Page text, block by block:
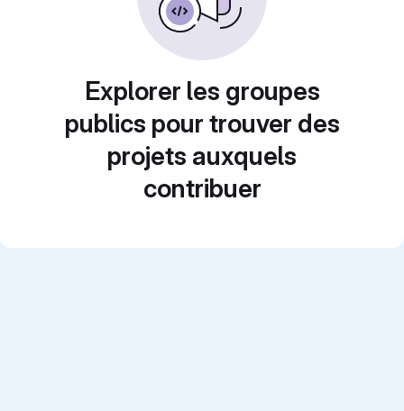
Explorer les groupes
publics pour trouver des
projets auxquels
contribuer